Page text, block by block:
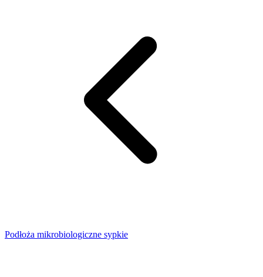
Podłoża mikrobiologiczne sypkie